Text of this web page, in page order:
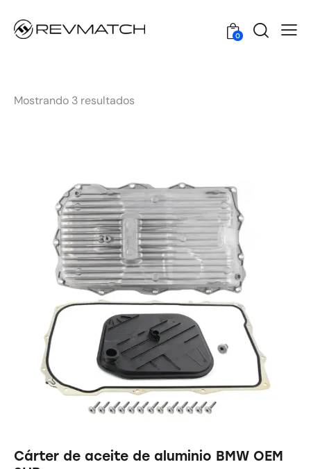
0
Mostrando 3 resultados
Cárter de aceite de aluminio BMW OEM